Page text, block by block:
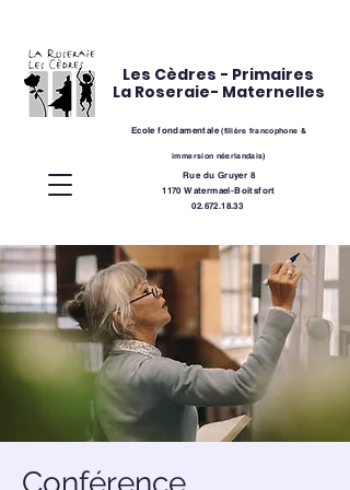
Ecole fondamentale(filière francophone &
immersion néerlandais)
Rue du Gruyer 8
1170 Watermael-Boitsfort
02.672.18.33
Les Cèdres - Primaires
La Roseraie- Maternelles